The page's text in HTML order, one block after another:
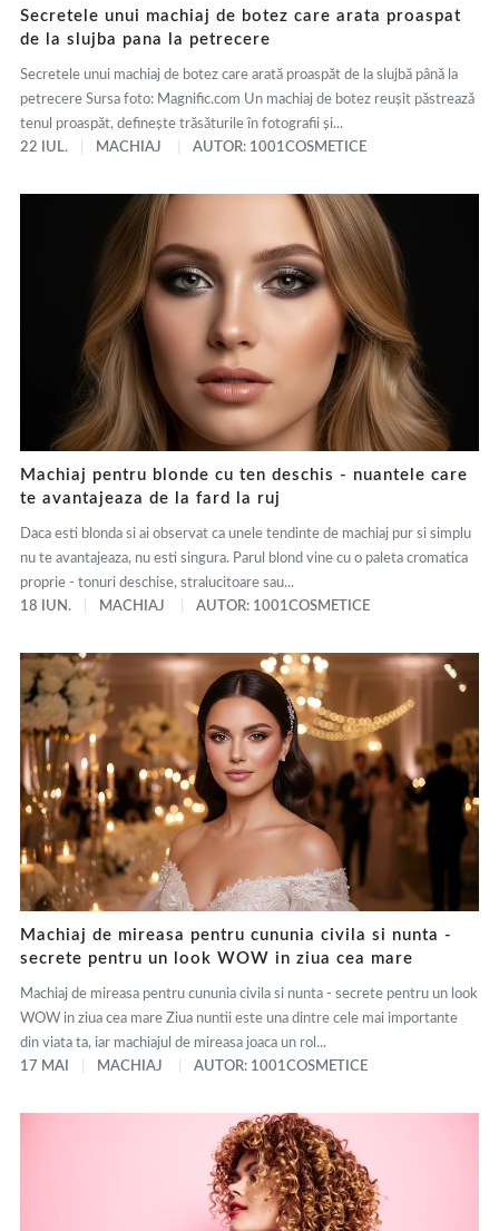
Secretele unui machiaj de botez care arata proaspat
de la slujba pana la petrecere
Secretele unui machiaj de botez care arată proaspăt de la slujbă până la
petrecere Sursa foto: Magnific.com Un machiaj de botez reușit păstrează
tenul proaspăt, definește trăsăturile în fotografii și...
22 IUL.
MACHIAJ AUTOR: 1001COSMETICE
Machiaj pentru blonde cu ten deschis - nuantele care
te avantajeaza de la fard la ruj
Daca esti blonda si ai observat ca unele tendinte de machiaj pur si simplu
nu te avantajeaza, nu esti singura. Parul blond vine cu o paleta cromatica
proprie - tonuri deschise, stralucitoare sau...
18 IUN.
MACHIAJ AUTOR: 1001COSMETICE
Machiaj de mireasa pentru cununia civila si nunta -
secrete pentru un look WOW in ziua cea mare
Machiaj de mireasa pentru cununia civila si nunta - secrete pentru un look
WOW in ziua cea mare Ziua nuntii este una dintre cele mai importante
din viata ta, iar machiajul de mireasa joaca un rol...
17 MAI
MACHIAJ AUTOR: 1001COSMETICE